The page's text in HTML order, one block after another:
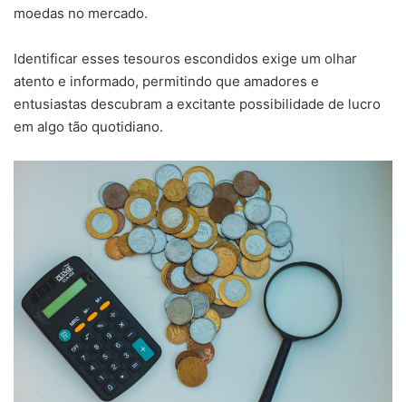
moedas no mercado.
Identificar esses tesouros escondidos exige um olhar
atento e informado, permitindo que amadores e
entusiastas descubram a excitante possibilidade de lucro
em algo tão quotidiano.